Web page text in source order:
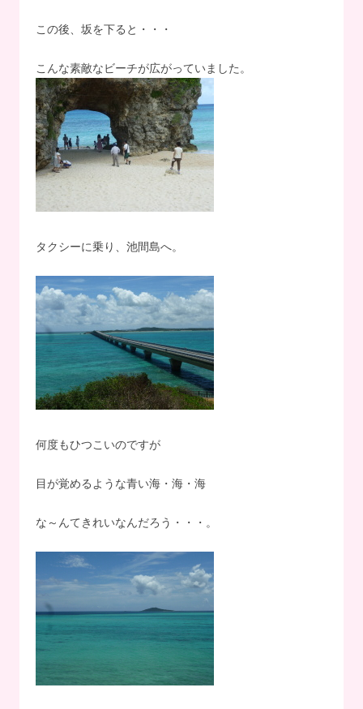
この後、坂を下ると・・・
こんな素敵なビーチが広がっていました。
タクシーに乗り、池間島へ。
何度もひつこいのですが
目が覚めるような青い海・海・海
な～んてきれいなんだろう・・・。